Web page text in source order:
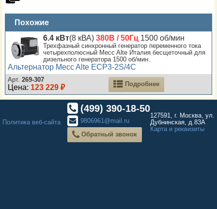
Похожие
6.4 кВт(8 кВА) 380В / 50Гц 1500 об/мин
Трехфазный синхронный генератор переменного тока
четырехполюсный Mecc Alte Италия бесщеточный для
дизельного генератора 1500 об/мин.
Альтернатор Mecc Alte ECP3-2S/4C
Арт. 269-307
Цена: 123 229 ₽ Подробнее
Политика веб-сайта
(499) 390-18-50
9806961@mail.ru
Обратный звонок
127591, г. Москва, ул.
Дубнинская, д.83А
Карта и реквизиты